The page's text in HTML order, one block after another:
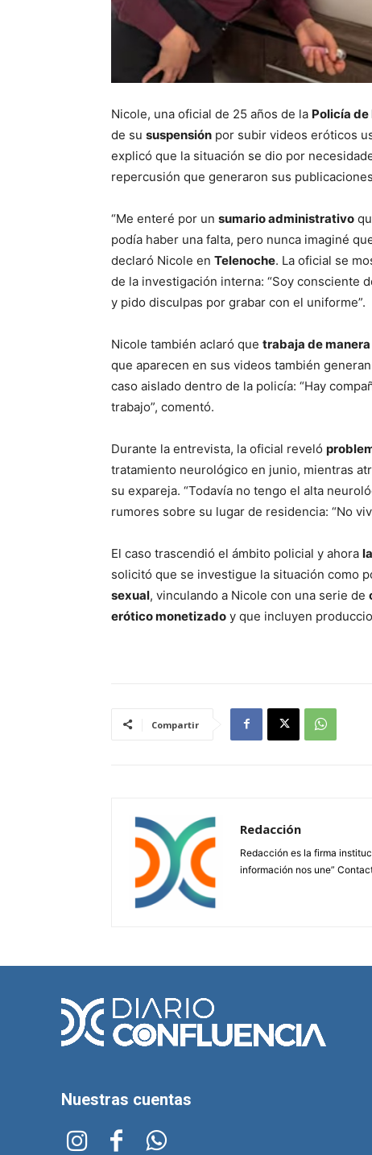
Nicole, una oficial de 25 años de la Policía de
de su suspensión por subir videos eróticos
explicó que la situación se dio por
repercusión que generaron sus
“Me enteré por un sumario administrativo
podía haber una falta, pero nunca imaginé
declaró Nicole en Telenoche. La oficial se
de la investigación interna: “Soy consciente
y pido disculpas por grabar con el uniforme”.
Nicole también aclaró que trabaja de
que aparecen en sus videos también
caso aislado dentro de la policía: “Hay
trabajo”, comentó.
Durante la entrevista, la oficial reveló
tratamiento neurológico en junio, mientras
su expareja. “Todavía no tengo el alta
rumores sobre su lugar de residencia: “No
El caso trascendió el ámbito policial y ahora
solicitó que se investigue la situación como
sexual, vinculando a Nicole con una serie de
erótico monetizado y que incluyen
Compartir
Redacción
Redacción es la firma
información nos une”
Nuestras cuentas